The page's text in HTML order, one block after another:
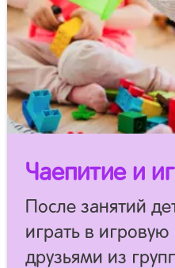
Чаепитие и
После занятий
играть в игровую
друзьями из